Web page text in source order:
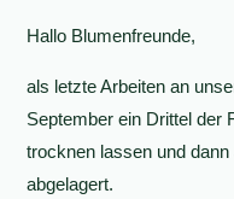
Hallo Blumenfreunde,
als letzte Arbeiten an
September ein Drittel der
trocknen lassen und
abgelagert.